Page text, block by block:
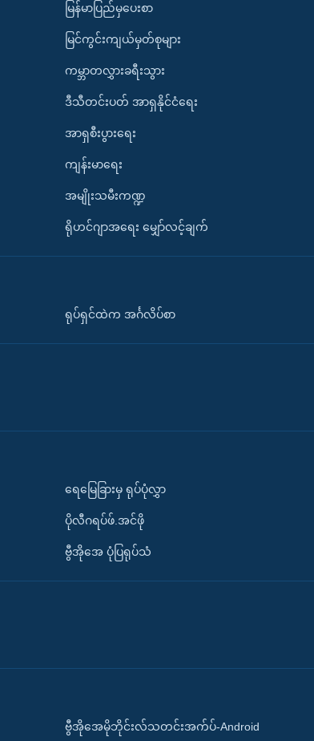
မြန်မာပြည်မှပေးစာ
မြင်ကွင်းကျယ်မှတ်စုများ
ကမ္ဘာတလွှားခရီးသွား
ဒီသီတင်းပတ် အာရှနိုင်ငံရေး
အာရှစီးပွားရေး
ကျန်းမာရေး
အမျိုးသမီးကဏ္ဍ
ရိုဟင်ဂျာအရေး မျှော်လင့်ချက်
ရုပ်ရှင်ထဲက အင်္ဂလိပ်စာ
ရေမြေခြားမှ ရုပ်ပုံလွှာ
ပိုလီဂရပ်ဖ်.အင်ဖို
ဗွီအိုအေ ပုံပြရုပ်သံ
ဗွီအိုအေမိုဘိုင်းလ်သတင်းအက်ပ်-Android